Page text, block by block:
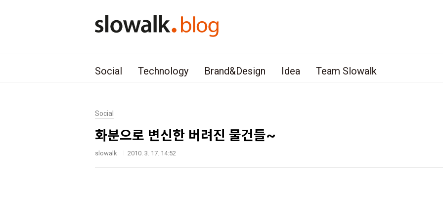
Social Technology Brand&Design Idea Team Slowalk
Social
화분으로 변신한 버려진 물건들~
slowalk 2010. 3. 17. 14:52